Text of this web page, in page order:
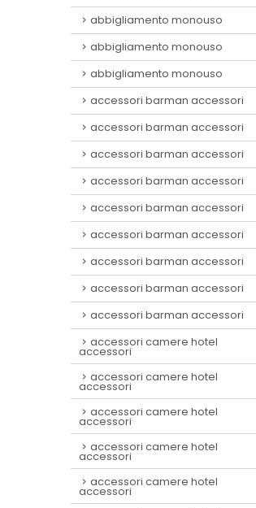
abbigliamento monouso
abbigliamento monouso
abbigliamento monouso
accessori barman accessori
accessori barman accessori
accessori barman accessori
accessori barman accessori
accessori barman accessori
accessori barman accessori
accessori barman accessori
accessori barman accessori
accessori barman accessori
accessori camere hotel
accessori
accessori camere hotel
accessori
accessori camere hotel
accessori
accessori camere hotel
accessori
accessori camere hotel
accessori